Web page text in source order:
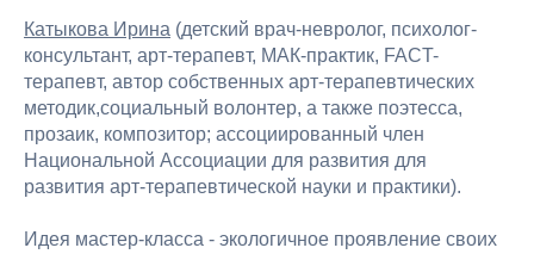
Катыкова Ирина (детский врач-невролог, психолог-
консультант, арт-терапевт, МАК-практик, FACT-
терапевт, автор собственных арт-терапевтических
методик,социальный волонтер, а также поэтесса,
прозаик, композитор; ассоциированный член
Национальной Ассоциации для развития для
развития арт-терапевтической науки и практики).
Идея мастер-класса - экологичное проявление своих